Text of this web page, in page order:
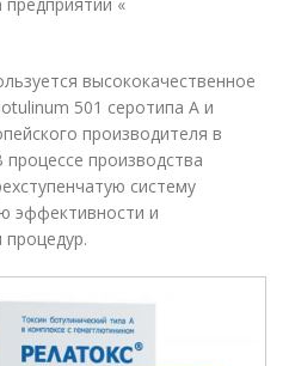
высококачественное
501 серотипа А и
производителя в
производства
систему
эффективности и